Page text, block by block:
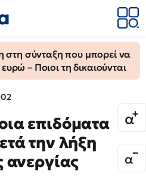
σύνταξη που μπορεί να
– Ποιοι τη δικαιούνται
επιδόματα
την λήξη
ανεργίας